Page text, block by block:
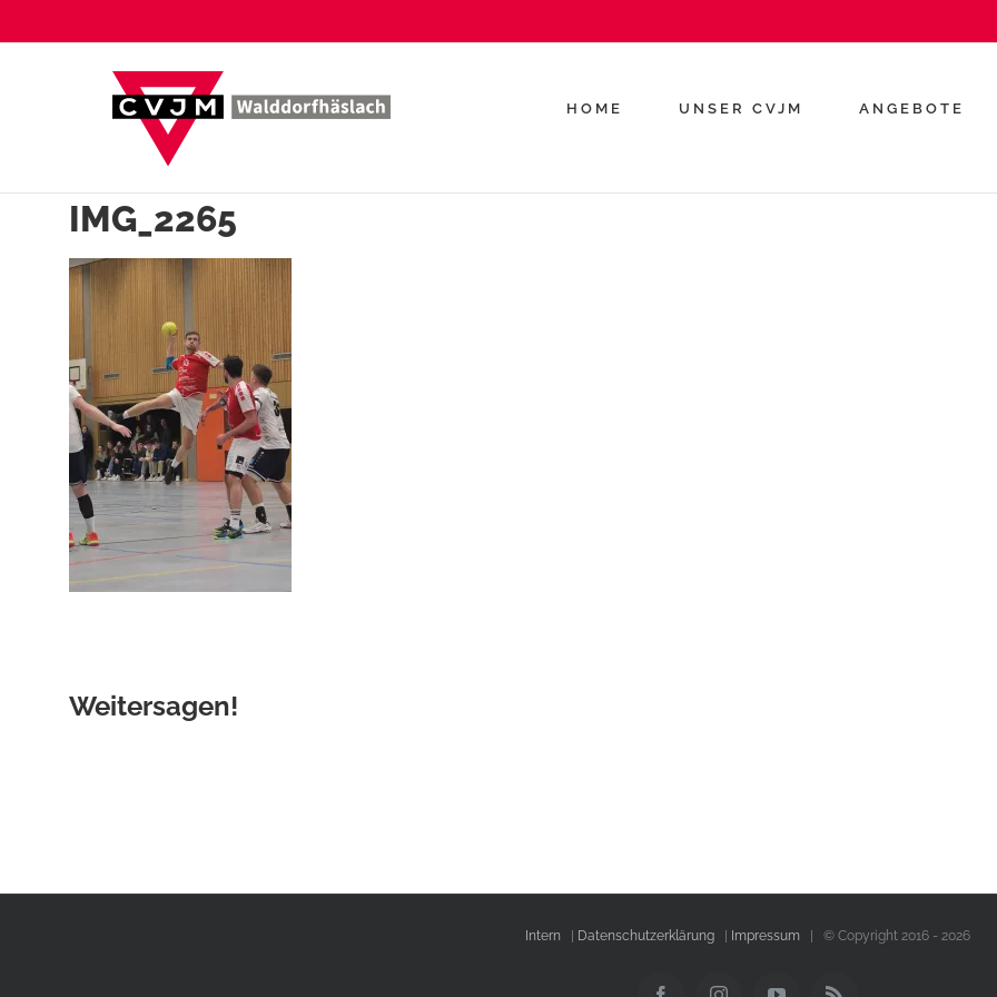
Inhalt
HOME UNSER CVJM ANGEBOTE
IMG_2265
Weitersagen!
Intern | Datenschutzerklärung | Impressum | © Copyright 2016 - 2026